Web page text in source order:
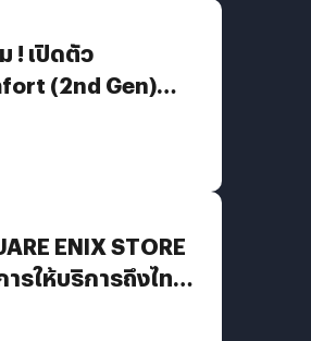
! เปิดตัว
(2nd Gen)
ENIX STORE
รให้บริการถึงไทย